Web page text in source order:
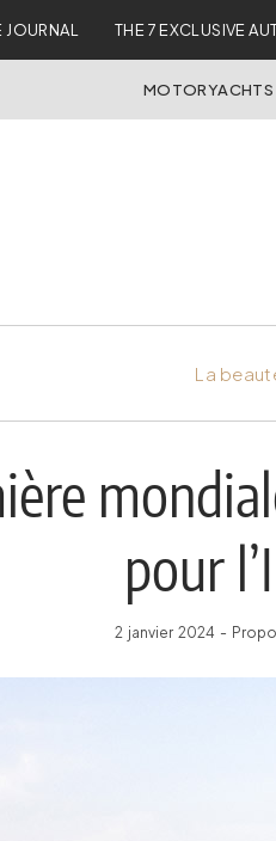
JOURNAL THE 7 EXCLUSIVE
MOTORYACHTS
La
pour
2 janvier 2024 -